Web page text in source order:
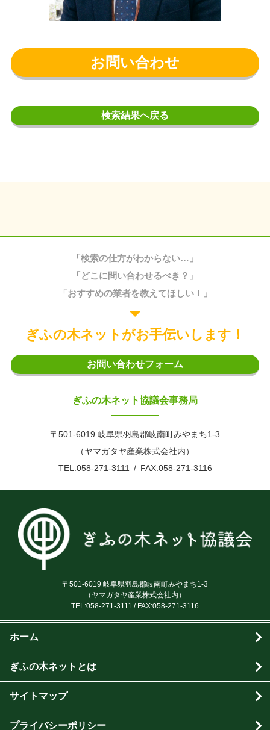
お問い合わせ
検索結果へ戻る
「検索の仕方がわからない…」
「どこに問い合わせるべき？」
「おすすめの業者を教えてほしい！」
ぎふの木ネットがお手伝いします！
お問い合わせフォーム
ぎふの木ネット協議会事務局
〒501-6019 岐阜県羽島郡岐南町みやまち1-3
（ヤマガタヤ産業株式会社内）
TEL:058-271-3111
FAX:058-271-3116
〒501-6019 岐阜県羽島郡岐南町みやまち1-3
（ヤマガタヤ産業株式会社内）
TEL:058-271-3111 / FAX:058-271-3116
ホーム
ぎふの木ネットとは
サイトマップ
プライバシーポリシー